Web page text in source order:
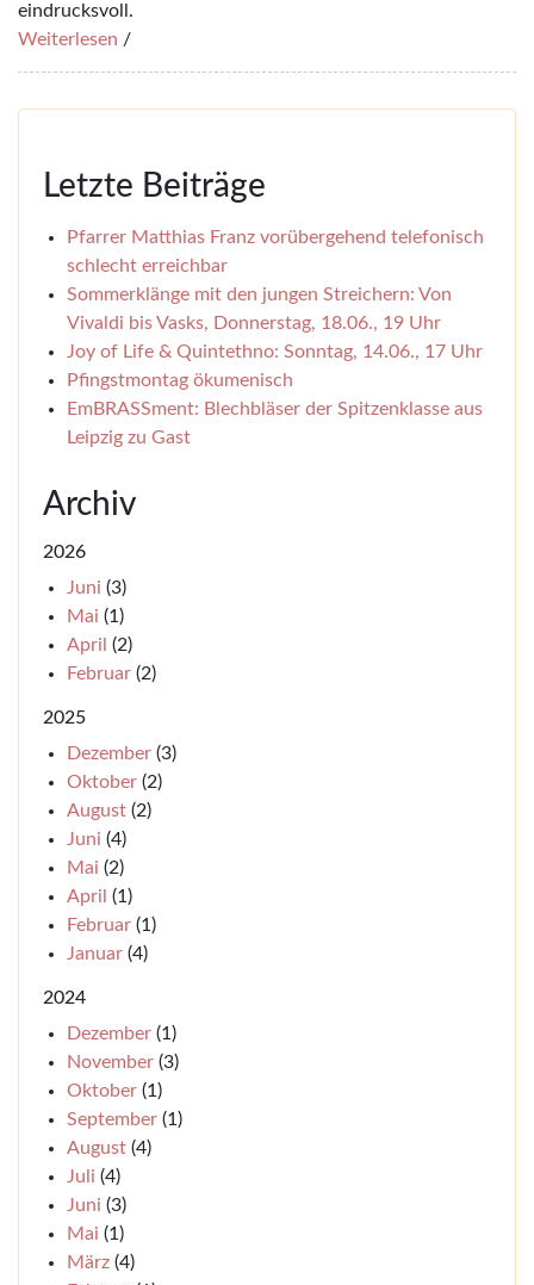
eindrucksvoll.
Weiterlesen /
Letzte Beiträge
Pfarrer Matthias Franz vorübergehend telefonisch
schlecht erreichbar
Sommerklänge mit den jungen Streichern: Von
Vivaldi bis Vasks, Donnerstag, 18.06., 19 Uhr
Joy of Life & Quintethno: Sonntag, 14.06., 17 Uhr
Pfingstmontag ökumenisch
EmBRASSment: Blechbläser der Spitzenklasse aus
Leipzig zu Gast
Archiv
2026
Juni (3)
Mai (1)
April (2)
Februar (2)
2025
Dezember (3)
Oktober (2)
August (2)
Juni (4)
Mai (2)
April (1)
Februar (1)
Januar (4)
2024
Dezember (1)
November (3)
Oktober (1)
September (1)
August (4)
Juli (4)
Juni (3)
Mai (1)
März (4)